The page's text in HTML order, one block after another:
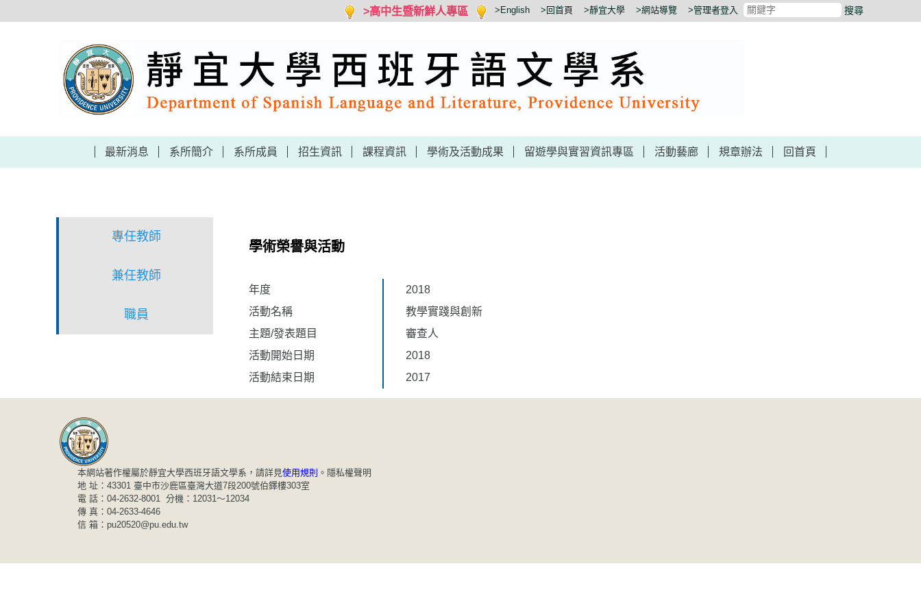
到
>高中生暨新鮮人專區 >English >回首頁 >靜宜大學 >網站導覽 >管理者登入 搜尋
最新消息 系所簡介 系所成員 招生資訊 課程資訊 學術及活動成果 留遊學與實習資訊專區 活動藝廊 規章辦法 回首頁
專任教師
兼任教師
職員
學術榮譽與活動
年度
2018
活動名稱
教學實踐與創新
主題/發表題目
審查人
活動開始日期
2018
活動結束日期
2017
本網站著作權屬於靜宜大學西班牙語文學系，請詳見使用規則 。 隱私權聲明
地 址：43301 臺中市沙鹿區臺灣大道7段200號伯鐸樓303室
電 話：04-2632-8001 分機：12031～12034
傳 真：04-2633-4646
信 箱：pu20520@pu.edu.tw